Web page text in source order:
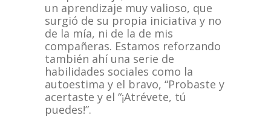
un aprendizaje muy valioso, que
surgió de su propia iniciativa y no
de la mía, ni de la de mis
compañeras. Estamos reforzando
también ahí una serie de
habilidades sociales como la
autoestima y el bravo, “Probaste y
acertaste y el “¡Atrévete, tú
puedes!”.